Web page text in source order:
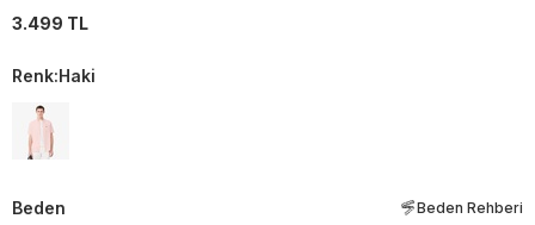
3.499 TL
Renk:Haki
Beden Beden Rehberi